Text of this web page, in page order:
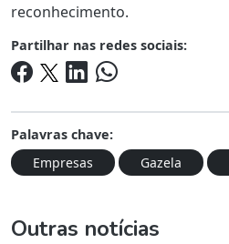
reconhecimento.
Partilhar nas redes sociais:
Palavras chave:
Empresas
Gazela
Outras notícias